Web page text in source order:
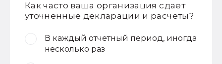
Как часто ваша организация сдает
уточненные декларации и расчеты?
В каждый отчетный период, иногда
несколько раз